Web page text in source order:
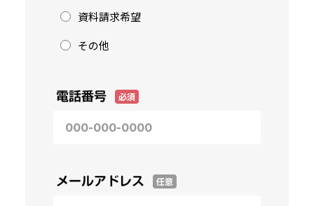
資料請求希望
その他
電話番号 必須
メールアドレス 任意